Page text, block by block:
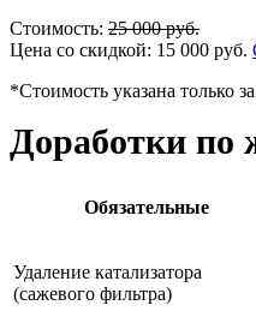
Стоимость: 25 000руб.
Цена со скидкой: 15 000 руб.
*Стоимость указана только
Доработки по
Обязательные
Удаление катализатора
(сажевого фильтра)